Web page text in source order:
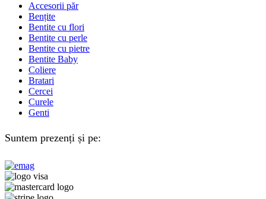
Accesorii păr
Bențite
Bentite cu flori
Bentite cu perle
Bentite cu pietre
Bentite Baby
Coliere
Bratari
Cercei
Curele
Genti
Suntem prezenți și pe: